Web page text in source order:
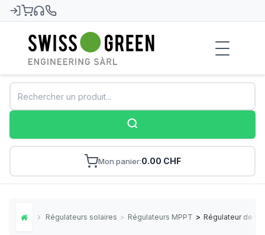
Swiss-Green
Mon panier 0.00 CHF
Home Régulateurs solaires > Régulateurs MPPT > Régulateur de